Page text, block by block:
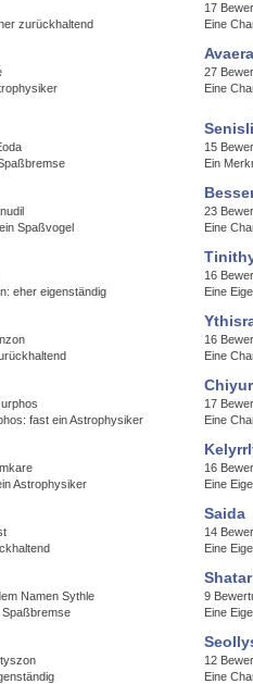
zurückhaltend
17
Eine
Avaera
27
Eine
15
Ein
Spaßvogel
23
Eine
eher eigenständig
16
Eine
16
Eine
fast ein Astrophysiker
17
Eine
Astrophysiker
16
Eine
Saida
14
Eine
Namen Sythle
Spaßbremse
Shatar
9
Eine
12
Eine